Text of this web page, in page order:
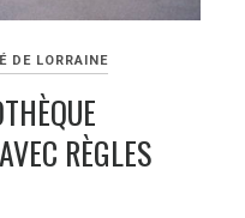
DE LORRAINE
RÈGLES